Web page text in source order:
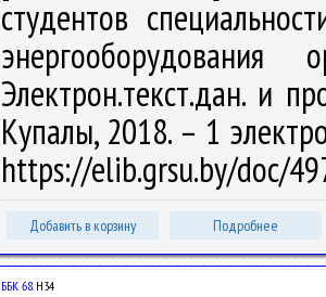
студентов
Электрон.текст.дан. и
Купалы, 2018. – 1
https://elib.grsu.by/doc/
Добавить в корзину Подробнее
ББК 68.Н34